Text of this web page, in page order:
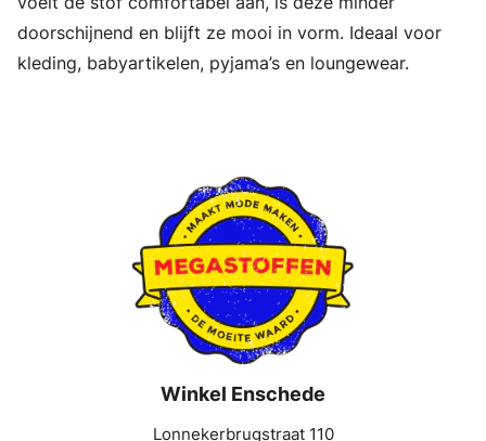
doorschijnend en blijft ze mooi in vorm. Ideaal voor
kleding, babyartikelen, pyjama’s en loungewear.
Winkel Enschede
Lonnekerbrugstraat 110